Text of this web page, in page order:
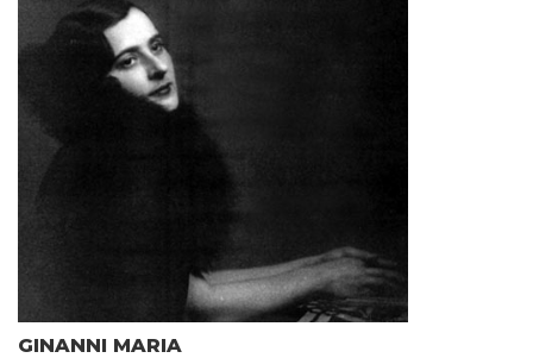
GINANNI MARIA